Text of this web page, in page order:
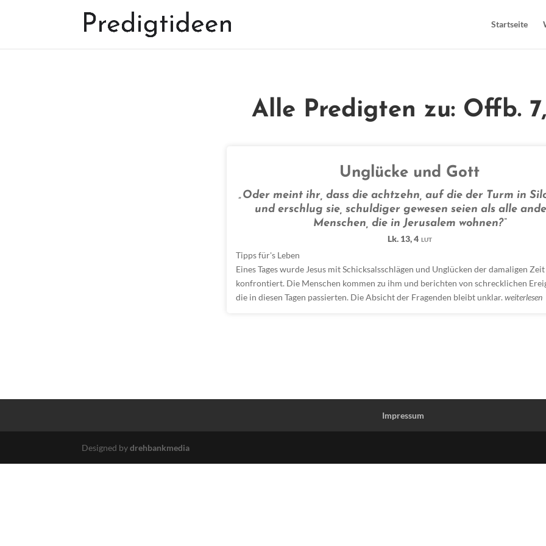
Startseite
Alle Predigten zu: Offb.
Unglücke und Gott
„Oder meint ihr, dass die achtzehn, auf die der Turm in
und erschlug sie, schuldiger gewesen seien als alle
Menschen, die in Jerusalem wohnen?“
Lk. 13, 4 LUT
Tipps für's Leben
Eines Tages wurde Jesus mit Schicksalsschlägen und Unglücken der damaligen Zeit
konfrontiert. Die Menschen kommen zu ihm und berichten von schrecklichen
die in diesen Tagen passierten. Die Absicht der Fragenden bleibt unklar. weiterlesen
Impressum
Designed bydrehbankmedia